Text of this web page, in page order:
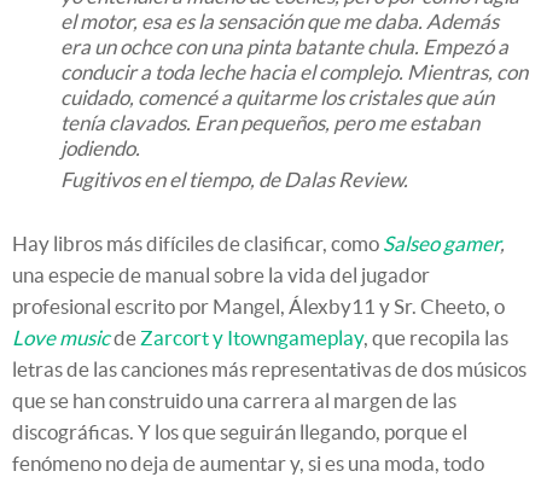
el motor, esa es la sensación que me daba. Además
era un ochce con una pinta batante chula. Empezó a
conducir a toda leche hacia el complejo. Mientras, con
cuidado, comencé a quitarme los cristales que aún
tenía clavados. Eran pequeños, pero me estaban
jodiendo.
Fugitivos en el tiempo, de Dalas Review.
Hay libros más difíciles de clasificar, como Salseo gamer,
una especie de manual sobre la vida del jugador
profesional escrito por Mangel, Álexby11 y Sr. Cheeto, o
Love musicde Zarcort y Itowngameplay, que recopila las
letras de las canciones más representativas de dos músicos
que se han construido una carrera al margen de las
discográficas. Y los que seguirán llegando, porque el
fenómeno no deja de aumentar y, si es una moda, todo